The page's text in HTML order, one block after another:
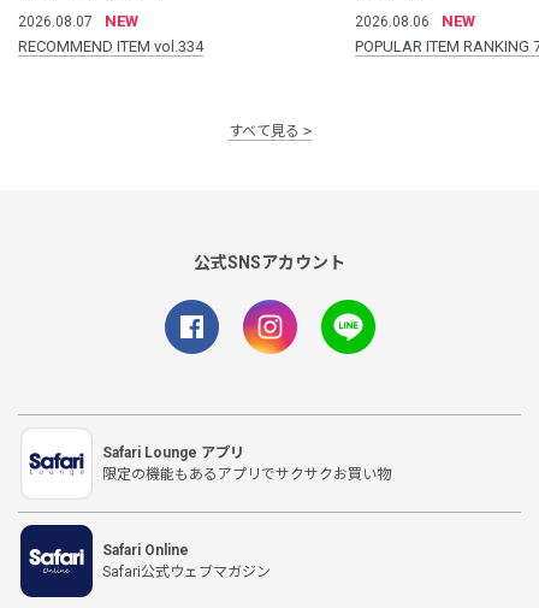
2026.08.07
NEW
RECOMMEND ITEM vol.334
2026.08.06
NEW
POPULAR ITEM
すべて見る
公式SNSアカウント
Safari Lounge アプリ
限定の機能もあるアプリでサクサクお買い物
Safari Online
Safari公式ウェブマガジン